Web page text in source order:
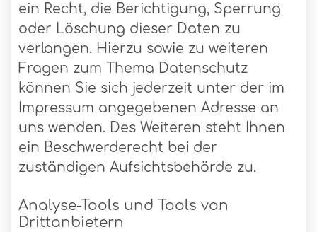
ein Recht, die Berichtigung, Sperrung
oder Löschung dieser Daten zu
verlangen. Hierzu sowie zu weiteren
Fragen zum Thema Datenschutz
können Sie sich jederzeit unter der im
Impressum angegebenen Adresse an
uns wenden. Des Weiteren steht Ihnen
ein Beschwerderecht bei der
zuständigen Aufsichtsbehörde zu.
Analyse-Tools und Tools von
Drittanbietern